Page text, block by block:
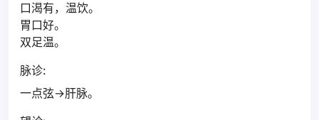
口渴有，温饮。
胃口好。
双足温。
脉诊:
一点弦→肝脉。